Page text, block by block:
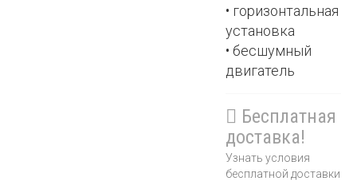
• горизонтальная
установка
• бесшумный
двигатель
Бесплатная
доставка!
Узнать условия
бесплатной доставки